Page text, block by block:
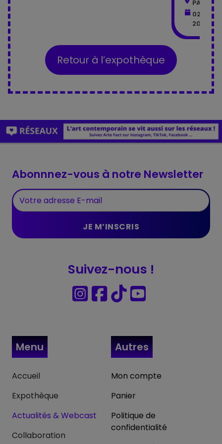
PARIS -
02
2026
Retour à l’expothèque
Abonnnez-vous à notre Newsletter
Suivez-nous !
Menu
Accueil
Expothèque
Actualités & Webcast
Collaboration
Autres
Mon compte
Panier
Politique de
confidentialité